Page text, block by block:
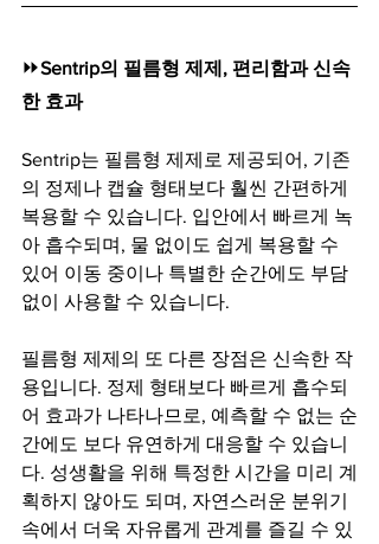
⏩Sentrip의 필름형 제제, 편리함과 신속
한 효과
Sentrip는 필름형 제제로 제공되어, 기존
의 정제나 캡슐 형태보다 훨씬 간편하게
복용할 수 있습니다. 입안에서 빠르게 녹
아 흡수되며, 물 없이도 쉽게 복용할 수
있어 이동 중이나 특별한 순간에도 부담
없이 사용할 수 있습니다.
필름형 제제의 또 다른 장점은 신속한 작
용입니다. 정제 형태보다 빠르게 흡수되
어 효과가 나타나므로, 예측할 수 없는 순
간에도 보다 유연하게 대응할 수 있습니
다. 성생활을 위해 특정한 시간을 미리 계
획하지 않아도 되며, 자연스러운 분위기
속에서 더욱 자유롭게 관계를 즐길 수 있